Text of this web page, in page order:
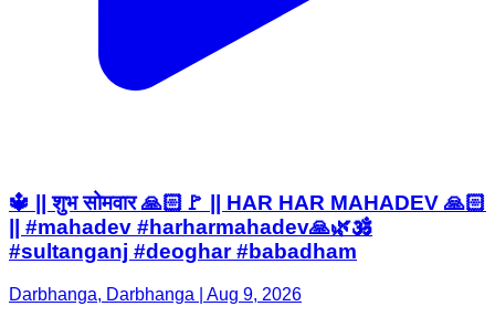
🔱 || शुभ सोमवार 🙏🏻🚩 || HAR HAR MAHADEV 🙏🏻
|| #mahadev #harharmahadev🙏🌿🕉️
#sultanganj #deoghar #babadham
Darbhanga, Darbhanga | Aug 9, 2026